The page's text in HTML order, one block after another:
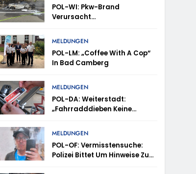
Gastro- Und Sicherheitsgewerbe
18 Uhr)- Bürgerinnen Und Bürger
Höfer
Eines Fotos
POL-WI: Pkw-Brand
Verursacht
MELDUNGEN
POL-LM: „Coffee With A Cop“
In Bad Camberg
MELDUNGEN
POL-DA: Weiterstadt:
„Fahrradddieben Keine
Fahrradcodierung /
Anmeldung Erforderlich
MELDUNGEN
POL-OF: Vermisstensuche:
Polizei Bittet Um Hinweise Zum